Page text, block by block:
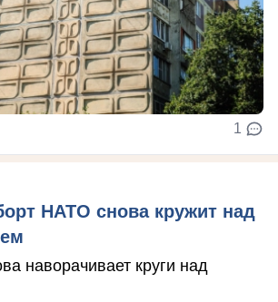
1
НАТО снова кружит над
наворачивает круги над